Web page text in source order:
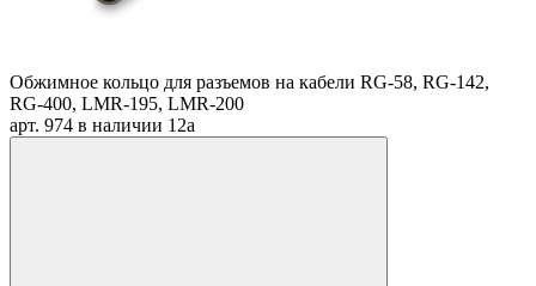
Обжимное кольцо для разъемов на кабели RG-58, RG-142,
RG-400, LMR-195, LMR-200
арт. 974 в наличии 12a